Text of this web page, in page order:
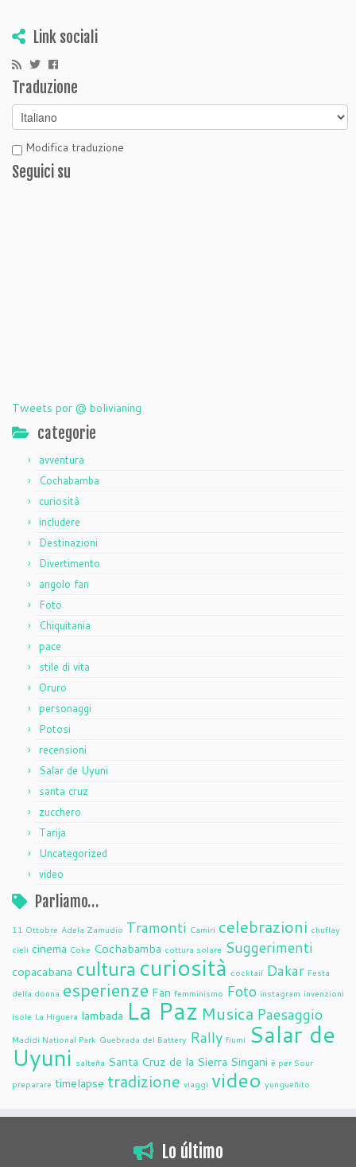
Link sociali
Traduzione
Modifica traduzione
Seguici su
Tweets por @ bolivianing
categorie
avventura
Cochabamba
curiosità
includere
Destinazioni
Divertimento
angolo fan
Foto
Chiquitania
pace
stile di vita
Oruro
personaggi
Potosi
recensioni
Salar de Uyuni
santa cruz
zucchero
Tarija
Uncategorized
video
Parliamo…
11 Ottobre Adela Zamudio Tramonti Camiri celebrazioni chuflay
cieli cinema Coke Cochabamba cottura solare Suggerimenti
copacabana cultura curiosità cocktail Dakar Festa
della donna esperienze Fan femminismo Foto instagram invenzioni
isole La Higuera lambada La Paz Musica Paesaggio
Madidi National Park Quebrada del Battery Rally fiumi Salar de
Uyuni salteña Santa Cruz de la Sierra Singani è per Sour
preparare timelapse tradizione viaggi video yungueñito
Lo último